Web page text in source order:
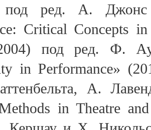
под ред. А.
Critical Concepts
под ред. Ф.
in Performance»
А.
in Theatre